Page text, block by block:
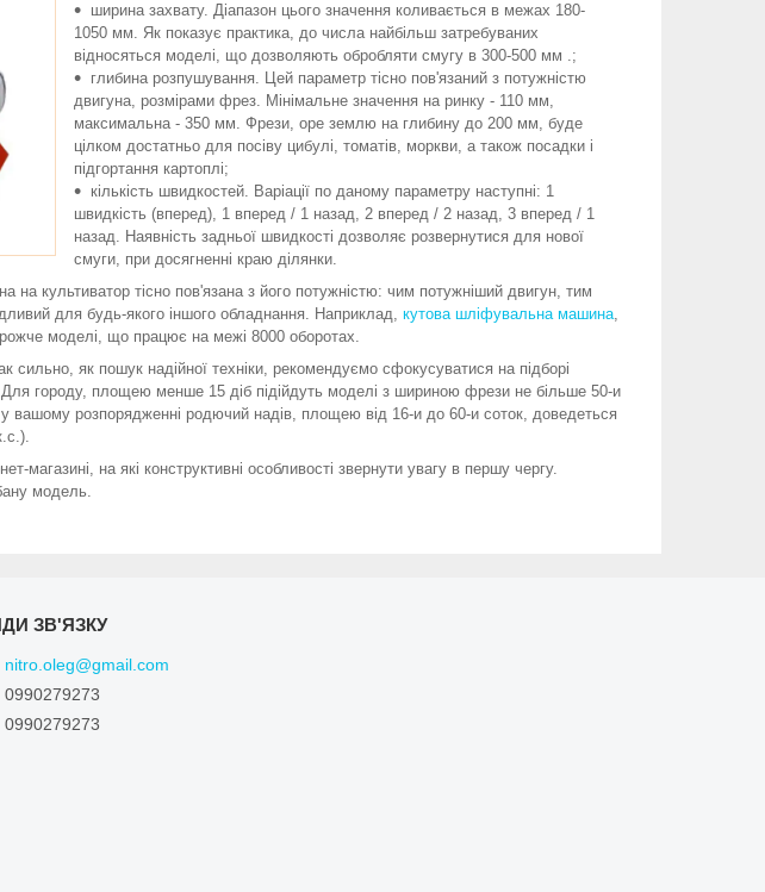
ширина захвату. Діапазон цього значення коливається в межах 180-
1050 мм. Як показує практика, до числа найбільш затребуваних
відносяться моделі, що дозволяють обробляти смугу в 300-500 мм .;
глибина розпушування. Цей параметр тісно пов'язаний з потужністю
двигуна, розмірами фрез. Мінімальне значення на ринку - 110 мм,
максимальна - 350 мм. Фрези, оре землю на глибину до 200 мм, буде
цілком достатньо для посіву цибулі, томатів, моркви, а також посадки і
підгортання картоплі;
кількість швидкостей. Варіації по даному параметру наступні: 1
швидкість (вперед), 1 вперед / 1 назад, 2 вперед / 2 назад, 3 вперед / 1
назад. Наявність задньої швидкості дозволяє розвернутися для нової
смуги, при досягненні краю ділянки.
на культиватор тісно пов'язана з його потужністю: чим потужніший двигун, тим
для будь-якого іншого обладнання. Наприклад, кутова шліфувальна машина,
моделі, що працює на межі 8000 оборотах.
як пошук надійної техніки, рекомендуємо сфокусуватися на підборі
Для городу, площею менше 15 діб підійдуть моделі з шириною фрези не більше 50-и
вашому розпорядженні родючий надів, площею від 16-и до 60-и соток, доведеться
магазині, на які конструктивні особливості звернути увагу в першу чергу.
модель.
nitro.oleg@gmail.com
0990279273
0990279273